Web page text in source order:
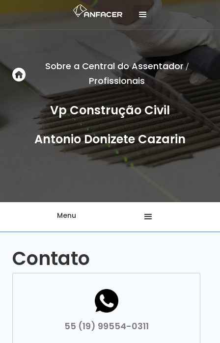
Sobre a Central do Assentador/
Profissionais
Vp Construção Civil
Antonio Donizete Cazarin
Menu
Contato
55 (19) 99554-0311